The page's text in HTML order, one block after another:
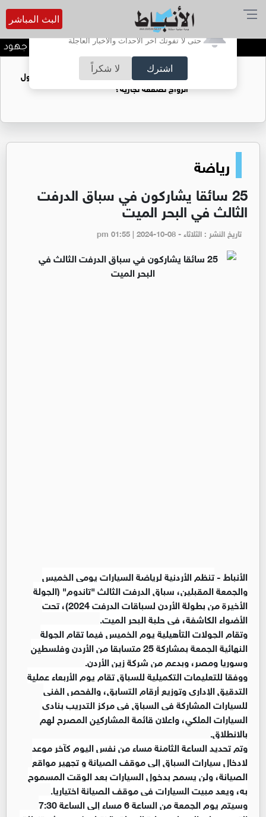
أترغب في تفعيل الإشعارات؟
حتى لا تفوتك آخر الأحداث والأخبار العاجلة
اشترك لا شكراً
البث المباشر
رئيس "النواب": نقف خلف جهود
فتيات يستغللنه لتحقيق مكاسب مادية.. هل تحول
الزواج لصفقة تجارية؟
رياضة
25 سائقا يشاركون في سباق الدرفت
الثالث في البحر الميت
تاريخ النشر : الثلاثاء - pm 01:55 | 2024-10-08
الأنباط -تنظم الأردنية لرياضة السيارات يومي الخميس
والجمعة المقبلين، سباق الدرفت الثالث "تاندوم" (الجولة
الأخيرة من بطولة الأردن لسباقات الدرفت 2024)، تحت
الأضواء الكاشفة، في حلبة البحر الميت.
وتقام الجولات التأهيلية يوم الخميس فيما تقام الجولة
النهائية الجمعة بمشاركة 25 متسابقا من الأردن وفلسطين
وسوريا ومصر، وبدعم من شركة زين الأردن.
ووفقا للتعليمات التكميلية للسباق تقام يوم الأربعاء عملية
التدقيق الإداري وتوزيع أرقام التسابق، والفحص الفني
للسيارات المشاركة في السباق في مركز التدريب بنادي
السيارات الملكي، واعلان قائمة المشاركين المصرح لهم
بالانطلاق.
وتم تحديد الساعة الثامنة مساء من نفس اليوم كآخر موعد
لادخال سيارات السباق إلى موقف الصيانة و تجهير مواقع
الصيانة، ولن يسمح بدخول السيارات بعد الوقت المسموح
به، ويعد مبيت السيارات في موقف الصيانة اختياريا.
وسيتم يوم الجمعة من الساعة 6 مساء إلى الساعة 7:30